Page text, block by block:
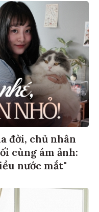
đời, chủ nhân
cùng ám ảnh:
nước mắt"